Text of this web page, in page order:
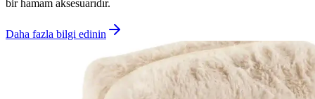
bir hamam aksesuarıdır.
Daha fazla bilgi edinin